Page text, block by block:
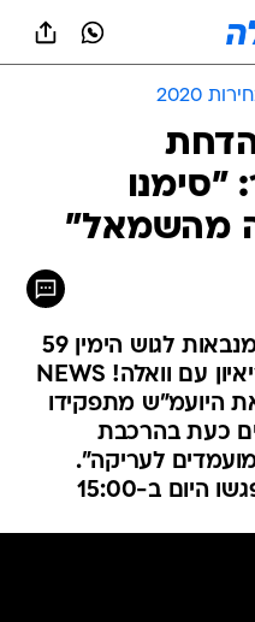
2020
"סימנו
מהשמאל"
ברקע תוצאות המדגמים המנבאות לגוש הימין 59
מנדטים, שר החוץ אמר בריאיון עם וואלה! NEWS
היועמ"ש מתפקידו
כעת בהרכבת
לעריקה".
היום ב-15:00